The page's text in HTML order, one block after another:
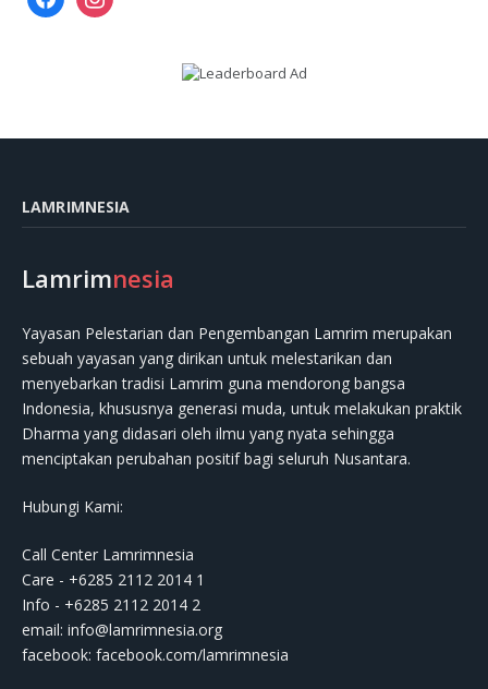
LAMRIMNESIA
Lamrimnesia
Yayasan Pelestarian dan Pengembangan Lamrim merupakan
sebuah yayasan yang dirikan untuk melestarikan dan
menyebarkan tradisi Lamrim guna mendorong bangsa
Indonesia, khususnya generasi muda, untuk melakukan praktik
Dharma yang didasari oleh ilmu yang nyata sehingga
menciptakan perubahan positif bagi seluruh Nusantara.
Hubungi Kami:
Call Center Lamrimnesia
Care - +6285 2112 2014 1
Info - +6285 2112 2014 2
email: info@lamrimnesia.org
facebook: facebook.com/lamrimnesia